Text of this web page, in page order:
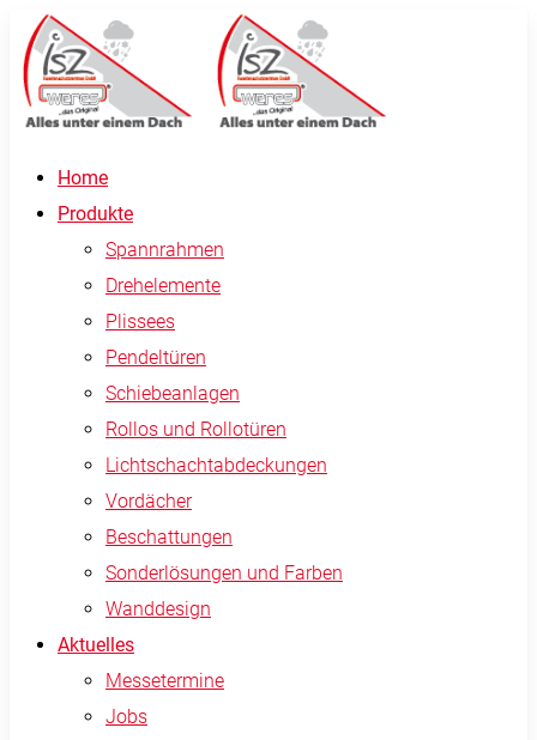
Home
Produkte
Spannrahmen
Drehelemente
Plissees
Pendeltüren
Schiebeanlagen
Rollos und Rollotüren
Lichtschachtabdeckungen
Vordächer
Beschattungen
Sonderlösungen und Farben
Wanddesign
Aktuelles
Messetermine
Jobs